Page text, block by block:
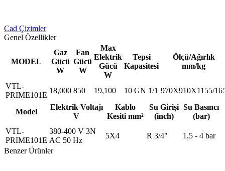
Cad Çizimler
Genel Özellikler
MODEL
Gaz
Gücü
W
Fan
Gücü
W
Max
Elektrik
Gücü
W
Tepsi
Kapasitesi
Ölçü/Ağırlık
mm/kg
VTL-
PRIME101E
18,000 850 19,100 10 GN 1/1 970X910X1155/
Model
Elektrik Voltajı
V
Kablo
Kesiti mm²
Su Girişi
(inch)
Su Basıncı
(bar)
VTL-
PRIME101E
380-400 V 3N
AC 50 Hz
5X4 R 3/4"
1,5 - 4 bar
Benzer Ürünler